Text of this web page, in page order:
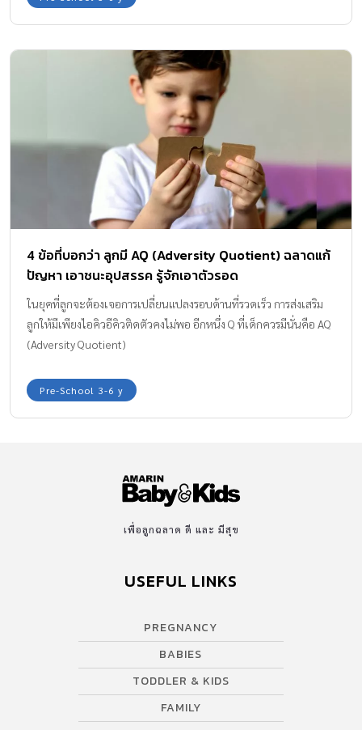
เรื่องมารยาท สิ่งควรทำไม่ควรทำในชีวิตประจำวัน ถ้าเราไม่สอน ไม่ฝึก
เพียงเล็กๆ น้อยๆ แล้วคิดหวังว่า เด็กจะรู้ไปจนชั่วชีวิตก็ไม่ถูก และเป็น
ไปไม่ได้” ถ้าคุณพ่อคุณแม่เห็นด้วยกับ ดร.วสุนันท์ ชุ่มเชื้อ อาจารย์
ประจำและผู้เชี่ยวชาญการส่งเสริมการพัฒนาสมองและกระบวนการ
รู้คิดในเด็ก สถาบันแห่งชาติเพื่อการพัฒนาเด็กและครอบครัว
มหาวิทยาลัยมหิดล คุณน่าจะสนใจวิธีบริหารสมองลูกด้านล่างนี้ค่ะ 2
เรื่องสำคัญ สมองต้องฝึกคิดแต่เล็กแต่น้อย 1. อดทน รอคอย ถ้าทำได้
ผลดีรออยู่ หลายบ้านมีปัญหาเสมอ เมื่อพาลูกไปกินอาหารนอกบ้าน เขา
จะวิ่งรอบโต๊ะ เอาช้อนเคาะโต๊ะ เคาะแก้ว หรืออยู่ไม่นิ่ง ฝึกสมองรู้คิด
อย่างไรดี? แสดงให้ลูกเห็นว่าถ้าลูกรอได้ จะเกิดผลอะไร […]
4 ข้อที่บอกว่า ลูกมี AQ (Adversity Quotient) ฉลาดแก้
ปัญหา เอาชนะอุปสรรค รู้จักเอาตัวรอด
ในยุคที่ลูกจะต้องเจอการเปลี่ยนแปลงรอบด้านที่รวดเร็ว การส่งเสริม
ลูกให้มีเพียงไอคิวอีคิวติดตัวคงไม่พอ อีกหนึ่ง Q ที่เด็กควรมีนั่นคือ AQ
(Adversity Quotient)
Pre-School 3-6 y
เพื่อลูกฉลาด ดี และ มีสุข
USEFUL LINKS
PREGNANCY
BABIES
TODDLER & KIDS
FAMILY